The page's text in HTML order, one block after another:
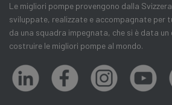
Le migliori pompe provengono dalla
sviluppate, realizzate e accompagnate per
da una squadra impegnata, che si è data
costruire le migliori pompe al mondo.